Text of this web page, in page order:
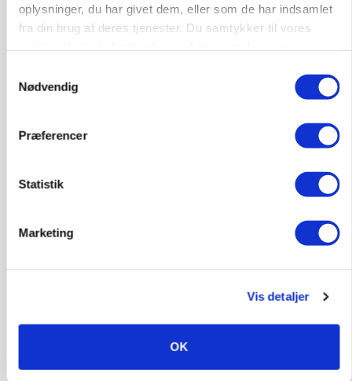
oplysninger, du har givet dem, eller som de har indsamlet
fra din brug af deres tjenester. Du samtykker til vores
Nødvendig
Præferencer
Statistik
Marketing
Vis detaljer
OK
Svineproducenter kalder Danish Crowns pris en
MASKINER
Forserie til selvkørende skårlægger afprøves i år